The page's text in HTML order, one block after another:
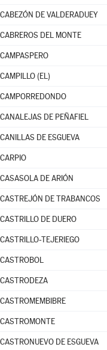
CABEZÓN DE VALDERADUEY
CABREROS DEL MONTE
CAMPASPERO
CAMPILLO (EL)
CAMPORREDONDO
CANALEJAS DE PEÑAFIEL
CANILLAS DE ESGUEVA
CARPIO
CASASOLA DE ARIÓN
CASTREJÓN DE TRABANCOS
CASTRILLO DE DUERO
CASTRILLO-TEJERIEGO
CASTROBOL
CASTRODEZA
CASTROMEMBIBRE
CASTROMONTE
CASTRONUEVO DE ESGUEVA